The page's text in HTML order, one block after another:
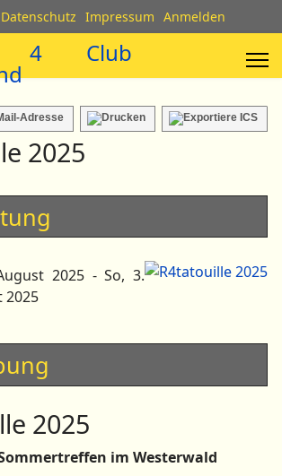
Datenschutz Impressum Anmelden
2025
2025 - So, 3.
2025
2025
im Westerwald